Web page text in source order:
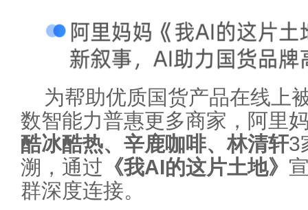
为帮助优质国货产品在线上
数智能力普惠更多商家，阿里
酷冰酷热、辛鹿咖啡、林清轩3
溯，通过 《我AI的这片土地》
群深度连接。